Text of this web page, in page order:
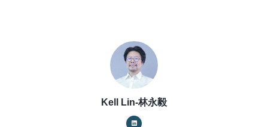
Kell Lin-林永毅